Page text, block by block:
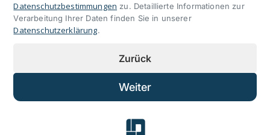
Datenschutzbestimmungen zu. Detaillierte Informationen zur
Verarbeitung Ihrer Daten finden Sie in unserer
Datenschutzerklärung.
Zurück
Weiter